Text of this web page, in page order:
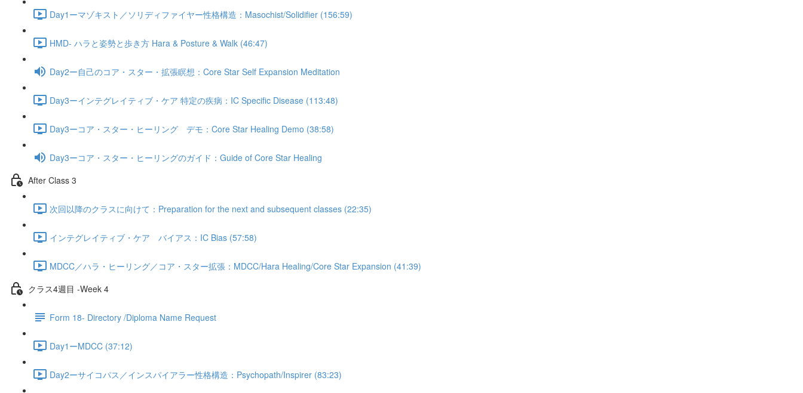
Day1ーマゾキスト／ソリディファイヤー性格構造：Masochist/Solidifier (156:59)
HMD- ハラと姿勢と歩き方 Hara & Posture & Walk (46:47)
Day2ー自己のコア・スター・拡張瞑想：Core Star Self Expansion Meditation
Day3ーインテグレイティブ・ケア 特定の疾病：IC Specific Disease (113:48)
Day3ーコア・スター・ヒーリング デモ：Core Star Healing Demo (38:58)
Day3ーコア・スター・ヒーリングのガイド：Guide of Core Star Healing
After Class 3
次回以降のクラスに向けて：Preparation for the next and subsequent classes (22:35)
インテグレイティブ・ケア バイアス：IC Bias (57:58)
MDCC／ハラ・ヒーリング／コア・スター拡張：MDCC/Hara Healing/Core Star Expansion (41:39)
クラス4週目 -Week 4
Form 18- Directory /Diploma Name Request
Day1ーMDCC (37:12)
Day2ーサイコパス／インスパイアラー性格構造：Psychopath/Inspirer (83:23)